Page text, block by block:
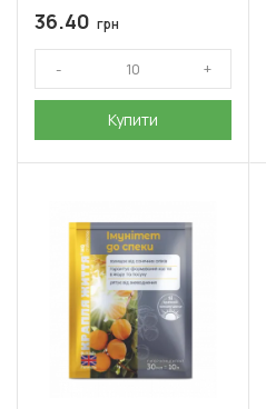
36.40 грн
Купити